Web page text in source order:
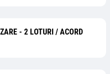
- 2 LOTURI / ACORD